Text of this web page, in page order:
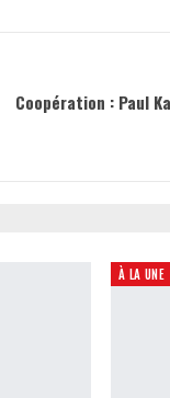
Coopération : Paul
À LA UNE